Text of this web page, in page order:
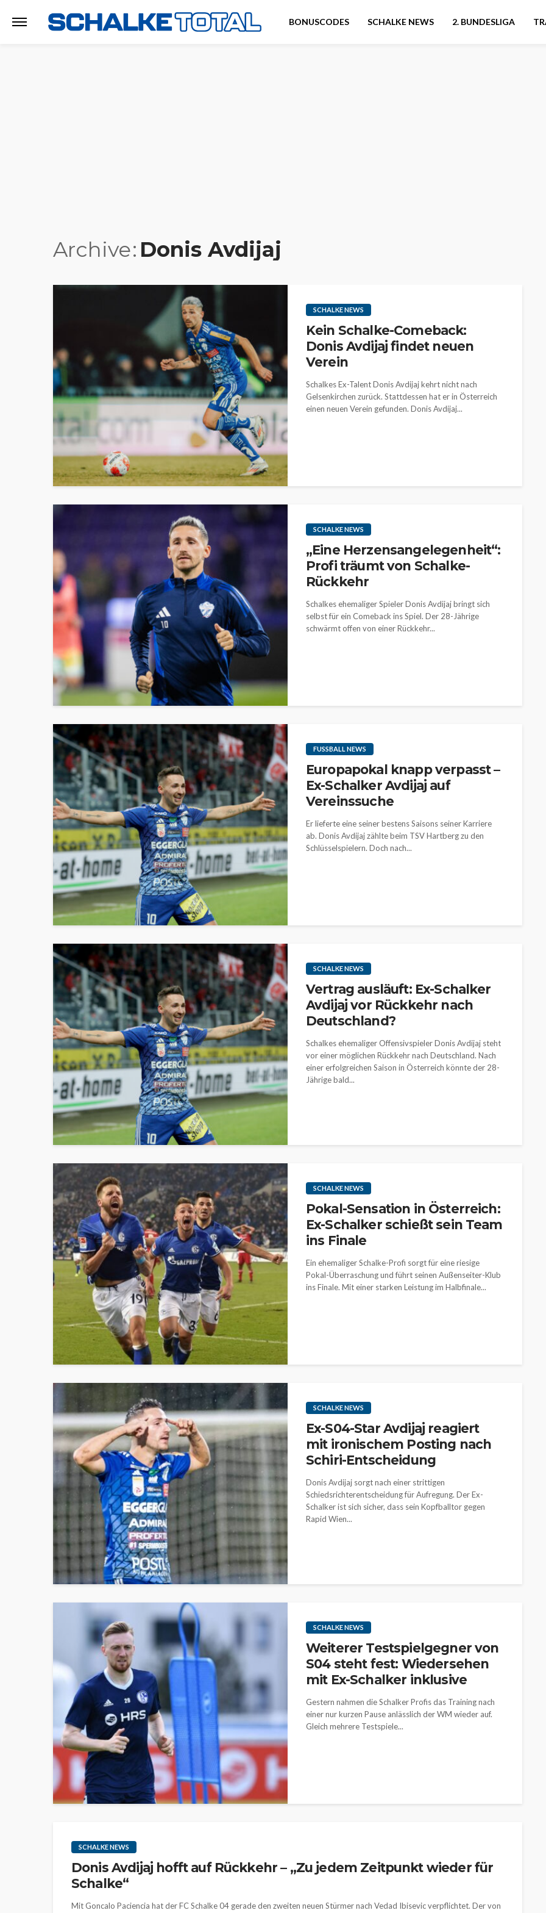
BONUSCODES SCHALKE NEWS 2. BUNDESLIGA
Archive Donis Avdijaj
SCHALKE NEWS
Kein Schalke-Comeback:
Donis Avdijaj findet neuen
Verein
Schalkes Ex-Talent Donis Avdijaj kehrt nicht nach
Gelsenkirchen zurück. Stattdessen hat er in Österreich
einen neuen Verein gefunden. Donis Avdijaj...
SCHALKE NEWS
„Eine Herzensangelegenheit“:
Profi träumt von Schalke-
Rückkehr
Schalkes ehemaliger Spieler Donis Avdijaj bringt sich
selbst für ein Comeback ins Spiel. Der 28-Jährige
schwärmt offen von einer Rückkehr...
FUSSBALL NEWS
Europapokal knapp verpasst –
Ex-Schalker Avdijaj auf
Vereinssuche
Er lieferte eine seiner bestens Saisons seiner Karriere
ab. Donis Avdijaj zählte beim TSV Hartberg zu den
Schlüsselspielern. Doch nach...
SCHALKE NEWS
Vertrag ausläuft: Ex-Schalker
Avdijaj vor Rückkehr nach
Deutschland?
Schalkes ehemaliger Offensivspieler Donis Avdijaj steht
vor einer möglichen Rückkehr nach Deutschland. Nach
einer erfolgreichen Saison in Österreich könnte der 28-
Jährige bald...
SCHALKE NEWS
Pokal-Sensation in Österreich:
Ex-Schalker schießt sein Team
ins Finale
Ein ehemaliger Schalke-Profi sorgt für eine riesige
Pokal-Überraschung und führt seinen Außenseiter-Klub
ins Finale. Mit einer starken Leistung im Halbfinale...
SCHALKE NEWS
Ex-S04-Star Avdijaj reagiert
mit ironischem Posting nach
Schiri-Entscheidung
Donis Avdijaj sorgt nach einer strittigen
Schiedsrichterentscheidung für Aufregung. Der Ex-
Schalker ist sich sicher, dass sein Kopfballtor gegen
Rapid Wien...
SCHALKE NEWS
Weiterer Testspielgegner von
S04 steht fest: Wiedersehen
mit Ex-Schalker inklusive
Gestern nahmen die Schalker Profis das Training nach
einer nur kurzen Pause anlässlich der WM wieder auf.
Gleich mehrere Testspiele...
SCHALKE NEWS
Donis Avdijaj hofft auf Rückkehr – „Zu jedem Zeitpunkt wieder für
Schalke“
Mit Goncalo Paciencia hat der FC Schalke 04 gerade den zweiten neuen Stürmer nach Vedad Ibisevic verpflichtet. Der von